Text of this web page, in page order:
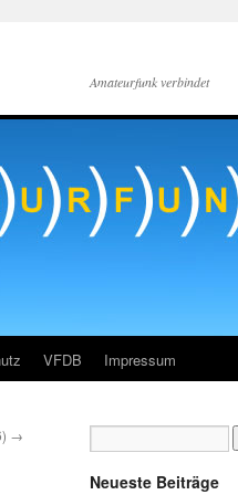
Amateurfunk verbindet
VFDB Impressum
→
Neueste Beiträge